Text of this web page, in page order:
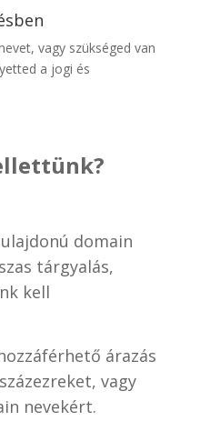
vagy szükséged van
a jogi és
domain
tárgyalás,
kell
árazás
vagy
nevekért.